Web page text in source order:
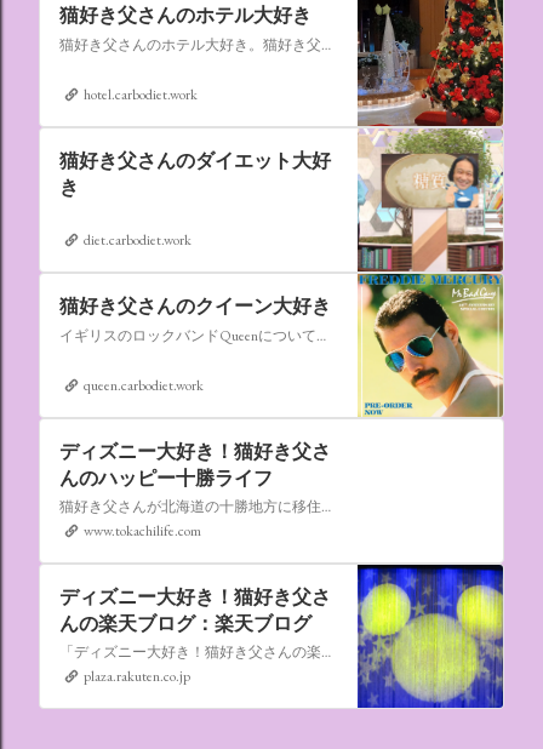
猫好き父さんのホテル大好き
猫好き父さんのホテル大好き。猫好き父さんが宿泊したホテルの情報を徒然なるままに書いていきます。
hotel.carbodiet.work
猫好き父さんのダイエット大好
き
diet.carbodiet.work
猫好き父さんのクイーン大好き
イギリスのロックバンドQueenについての情報をアップします。
queen.carbodiet.work
ディズニー大好き！猫好き父さ
んのハッピー十勝ライフ
猫好き父さんが北海道の十勝地方に移住しました。なれない北海道の暮らしについてお伝えします。
www.tokachilife.com
ディズニー大好き！猫好き父さ
んの楽天ブログ：楽天ブログ
「ディズニー大好き！猫好き父さんの楽天ブログ」にようこそ！ いろんなブログサービスが廃止になるなか満を持して楽天ブログをはじめようと思います。 よろしくお願いいたします。
plaza.rakuten.co.jp